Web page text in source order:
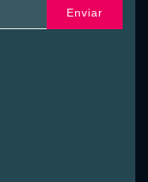
Enviar